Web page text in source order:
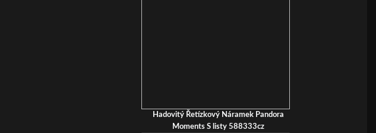
Hadovitý Řetízkový Náramek Pandora
Moments S listy 588333cz